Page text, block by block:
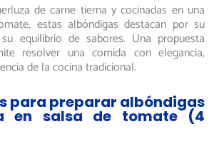
de carne tierna y cocinadas en una
estas albóndigas destacan por su
equilibrio de sabores. Una propuesta
resolver una comida con elegancia,
de la cocina tradicional.
para preparar albóndigas
en salsa de tomate (4